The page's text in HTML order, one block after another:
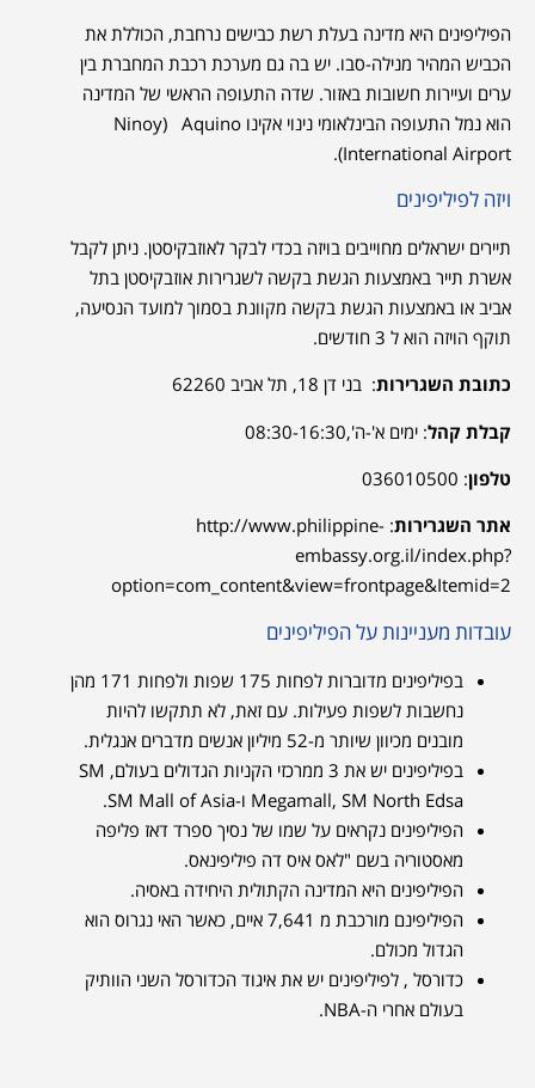
הפיליפינים היא מדינה בעלת רשת כבישים נרחבת, הכוללת את
הכביש המהיר מנילה-סבו. יש בה גם מערכת רכבת המחברת בין
ערים ועיירות חשובות באזור. שדה התעופה הראשי של המדינה
הוא נמל התעופה הבינלאומי נינוי אקינו Ninoy) Aquino
International Airport).
ויזה לפיליפינים
תיירים ישראלים מחוייבים בויזה בכדי לבקר לאוזבקיסטן. ניתן לקבל
אשרת תייר באמצעות הגשת בקשה לשגרירות אוזבקיסטן בתל
אביב או באמצעות הגשת בקשה מקוונת בסמוך למועד הנסיעה,
תוקף הויזה הוא ל 3 חודשים.
כתובת השגרירות: בני דן 18, תל אביב 62260
קבלת קהל: ימים א'-ה',08:30-16:30
טלפון: 036010500
אתר השגרירות:
http://www.philippine-
embassy.org.il/index.php?
option=com_content&view=frontpage&Itemid=2
עובדות מעניינות על הפיליפינים
בפיליפינים מדוברות לפחות 175 שפות ולפחות 171 מהן
נחשבות לשפות פעילות. עם זאת, לא תתקשו להיות
מובנים מכיוון שיותר מ-52 מיליון אנשים מדברים אנגלית.
בפיליפינים יש את 3 ממרכזי הקניות הגדולים בעולם, SM
Megamall, SM North Edsa ו-SM Mall of Asia.
הפיליפינים נקראים על שמו של נסיך ספרד דאז פליפה
מאסטוריה בשם "לאס איס דה פיליפינאס.
הפיליפינים היא המדינה הקתולית היחידה באסיה.
הפיליפינם מורכבת מ 7,641 איים, כאשר האי נגרוס הוא
הגדול מכולם.
כדורסל , לפיליפינים יש את איגוד הכדורסל השני הוותיק
בעולם אחרי ה-NBA.